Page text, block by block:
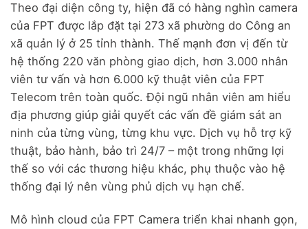
Theo đại diện công ty, hiện đã có hàng nghìn camera
của FPT được lắp đặt tại 273 xã phường do Công an
xã quản lý ở 25 tỉnh thành. Thế mạnh đơn vị đến từ
hệ thống 220 văn phòng giao dịch, hơn 3.000 nhân
viên tư vấn và hơn 6.000 kỹ thuật viên của FPT
Telecom trên toàn quốc. Đội ngũ nhân viên am hiểu
địa phương giúp giải quyết các vấn đề giám sát an
ninh của từng vùng, từng khu vực. Dịch vụ hỗ trợ kỹ
thuật, bảo hành, bảo trì 24/7 – một trong những lợi
thế so với các thương hiệu khác, phụ thuộc vào hệ
thống đại lý nên vùng phủ dịch vụ hạn chế.
Mô hình cloud của FPT Camera triển khai nhanh gọn,